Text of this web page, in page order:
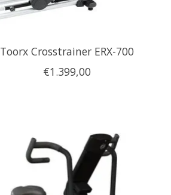
Toorx Crosstrainer ERX-700
€1.399,00